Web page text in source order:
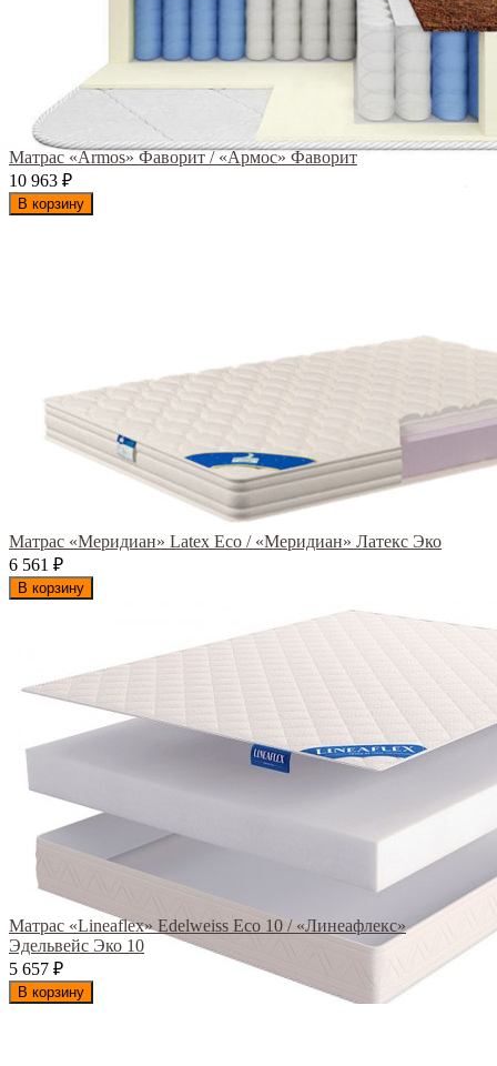
Матрас «Armos» Фаворит / «Армос» Фаворит
10 963 ₽
В корзину
Матрас «Меридиан» Latex Eco / «Меридиан» Латекс Эко
6 561
₽
В корзину
Матрас «Lineaflex» Edelweiss Eco 10 / «Линеафлекс»
Эдельвейс Эко 10
5 657 ₽
В корзину